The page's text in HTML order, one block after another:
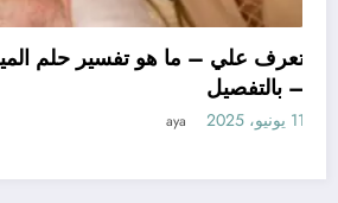
تعرف علي – ما هو
– بالتفصيل
11 يونيو، 2025